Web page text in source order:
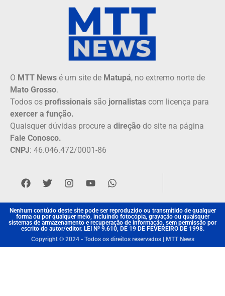
O MTT News é um site de Matupá, no extremo norte de
Mato Grosso.
Todos os profissionais são jornalistas com licença para
exercer a função.
Quaisquer dúvidas procure a direção do site na página
Fale Conosco.
CNPJ: 46.046.472/0001-86
Nenhum contúdo deste site pode ser reproduzido ou transmitido de qualquer
forma ou por qualquer meio, incluindo fotocópia, gravação ou quaisquer
sistemas de armazenamento e recuperação de informação, sem permissão por
escrito do autor/editor. LEI Nº 9.610, DE 19 DE FEVEREIRO DE 1998.
Copyright © 2024 - Todos os direitos reservados | MTT News